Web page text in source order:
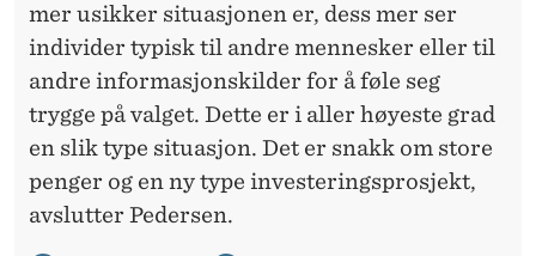
mer usikker situasjonen er, dess mer ser
individer typisk til andre mennesker eller til
andre informasjonskilder for å føle seg
trygge på valget. Dette er i aller høyeste grad
en slik type situasjon. Det er snakk om store
penger og en ny type investeringsprosjekt,
avslutter Pedersen.